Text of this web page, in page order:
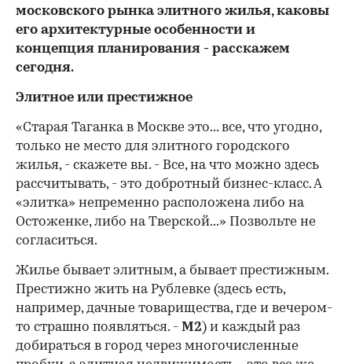
московского рынка элитного жилья, каковы
его архитектурные особенности и
концепция планирования - расскажем
сегодня.
Элитное или престижное
«Старая Таганка в Москве это... все, что угодно,
только не место для элитного городского
жилья, - скажете вы. - Все, на что можно здесь
рассчитывать, - это добротный бизнес-класс. А
«элитка» непременно расположена либо на
Остоженке, либо на Тверской...» Позвольте не
согласиться.
Жилье бывает элитным, а бывает престижным.
Престижно жить на Рублевке (здесь есть,
например, дачные товарищества, где и вечером-
то страшно появляться. - М2) и каждый раз
добираться в город через многочисленные